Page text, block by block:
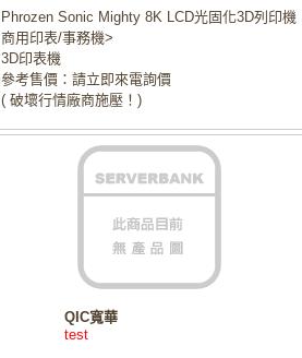
Phrozen Sonic Mighty 8K LCD光固化3D列印機
商用印表/事務機>
3D印表機
參考售價：請立即來電詢價
( 破壞行情廠商施壓！)
QIC寬華
test